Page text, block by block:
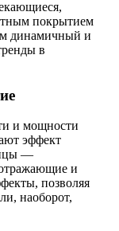
покрытием
динамичный и
в
и мощности
эффект
—
и
позволяя
наоборот,